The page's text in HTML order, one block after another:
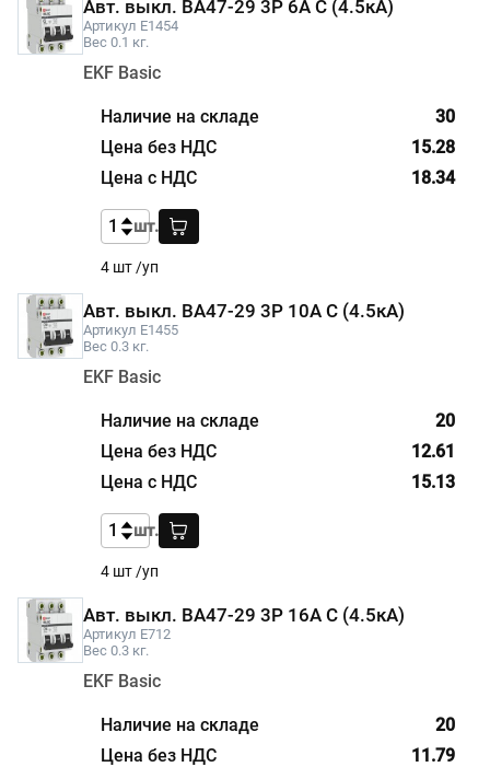
Авт. выкл. ВА47-29 3P 6А С (4.5кА)
Артикул E1454
Вес 0.1 кг.
EKF Basic
30
4 шт /уп
15.28
18.34
шт.
Авт. выкл. ВА47-29 3P 10А С (4.5кА)
Артикул E1455
Вес 0.3 кг.
EKF Basic
20
4 шт /уп
12.61
15.13
шт.
Авт. выкл. ВА47-29 3P 16А С (4.5кА)
Артикул E712
Вес 0.3 кг.
EKF Basic
20
11.79